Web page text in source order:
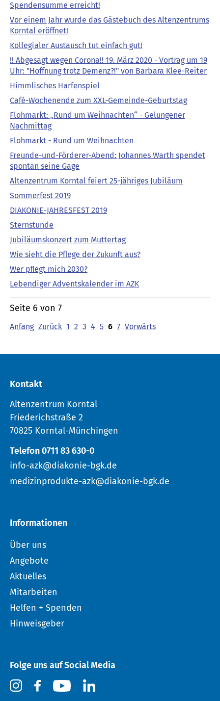
Spendensumme erreicht!
Vor einem Jahr wurde das Gästebuch des Altenzentrums
Korntal eröffnet!
Kollegialer Austausch tut einfach gut!
!! Abgesagt wegen Corona!! 19. März 2020 - Vortrag um 19
Uhr: "Hoffnung trotz Demenz?!" von Barbara Klee-Reiter
Himmlisches Harfenspiel
Café-Wochenende zum XXL-Gemeinde-Geburtstag
Flohmarkt: „Rund um Weihnachten“ - Gelungener
Nachmittag
Flohmarkt - Rund um Weihnachten
Freunde-und-Förderer-Abend: Johannes Warth spendet
spontan seine Gage
Altenzentrum Korntal feiert 25-jähriges Jubiläum
Sommerfest 2019
DIAKONIE-JAHRESFEST 2019
Sternstunde
Jubiläumskonzert zum Muttertag
Wie sieht die Pflege der Zukunft aus?
Wer pﬂegt mich 2030?
Lebendiger Adventskalender im AZK
Seite 6 von 7
Anfang Zurück 1 2 3 4 5 6 7 Vorwärts
Kontakt
Altenzentrum Korntal
Friederichstraße 2
70825 Korntal-Münchingen
Telefon 0711 83 630-0
info-azk@diakonie-bgk.de
medizinprodukte-azk@diakonie-bgk.de
Informationen
Über uns
Angebote
Aktuelles
Mitarbeiten
Helfen + Spenden
Hinweisgeber
Folge uns auf Social Media